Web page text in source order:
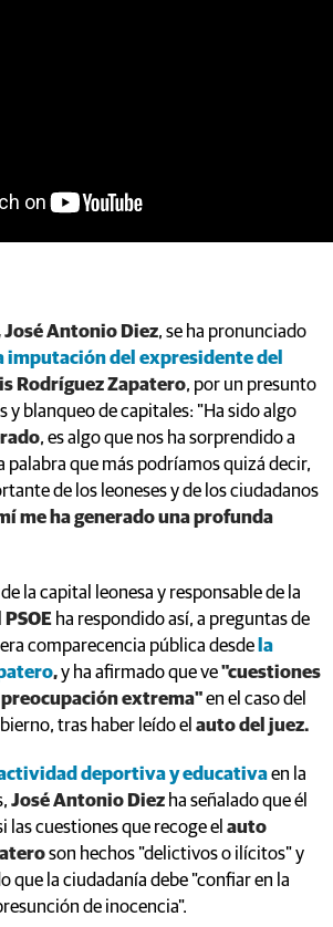
José Antonio Diez, se ha pronunciado
imputación del expresidente del
Rodríguez Zapatero, por un presunto
y blanqueo de capitales: "Ha sido algo
, es algo que nos ha sorprendido a
palabra que más podríamos quizá decir,
de los leoneses y de los ciudadanos
me ha generado una profunda
la capital leonesa y responsable de la
PSOE ha respondido así, a preguntas de
comparecencia pública desde la
,y ha afirmado que ve"cuestiones
preocupación extrema"en el caso del
tras haber leído el auto del juez.
deportiva y educativaen la
José Antonio Diez ha señalado que él
las cuestiones que recoge el auto
son hechos "delictivos o ilícitos" y
que la ciudadanía debe "confiar en la
de inocencia".